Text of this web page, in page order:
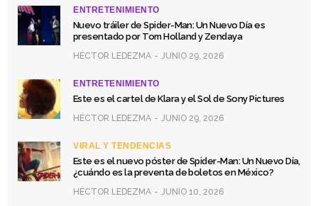
ENTRETENIMIENTO
Nuevo tráiler de Spider-Man: Un Nuevo Día es
presentado por Tom Holland y Zendaya
HÉCTOR LEDEZMA JUNIO 29, 2026
ENTRETENIMIENTO
Este es el cartel de Klara y el Sol de Sony Pictures
HÉCTOR LEDEZMA JUNIO 29, 2026
VIRAL Y TENDENCIAS
Este es el nuevo póster de Spider-Man: Un Nuevo Día,
¿cuándo es la preventa de boletos en México?
HÉCTOR LEDEZMA JUNIO 10, 2026